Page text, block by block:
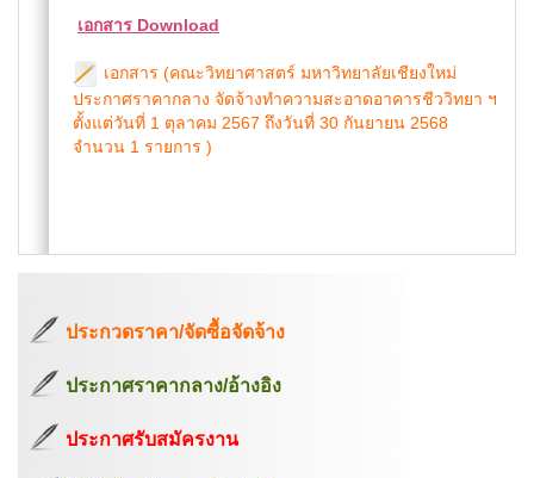
เอกสาร Download
เอกสาร (คณะวิทยาศาสตร์ มหาวิทยาลัยเชียงใหม่
ประกาศราคากลาง จัดจ้างทำความสะอาดอาคารชีววิทยา ฯ
ตั้งแต่วันที่ 1 ตุลาคม 2567 ถึงวันที่ 30 กันยายน 2568
จำนวน 1 รายการ )
ประกวดราคา/จัดซื้อจัดจ้าง
ประกาศราคากลาง/อ้างอิง
ประกาศรับสมัครงาน